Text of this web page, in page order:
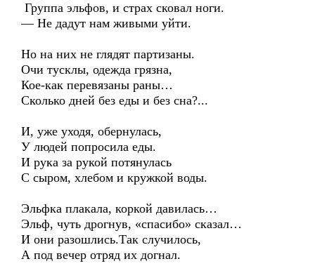
Группа эльфов, и страх сковал ноги.
— Не дадут нам живыми уйти.
Но на них не глядят партизаны.
Очи тусклы, одежда грязна,
Кое-как перевязаны раны…
Сколько дней без еды и без сна?...
И, уже уходя, обернулась,
У людей попросила еды.
И рука за рукой потянулась
С сыром, хлебом и кружкой воды.
Эльфка плакала, коркой давилась…
Эльф, чуть дрогнув, «спасибо» сказал…
И они разошлись.Так случилось,
А под вечер отряд их догнал.